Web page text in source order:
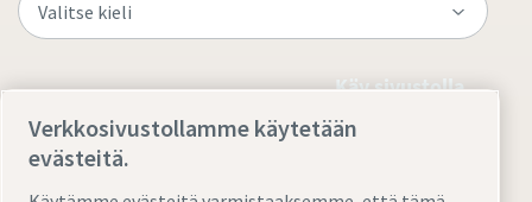
Käy sivustolla
Verkkosivustollamme käytetään
evästeitä.